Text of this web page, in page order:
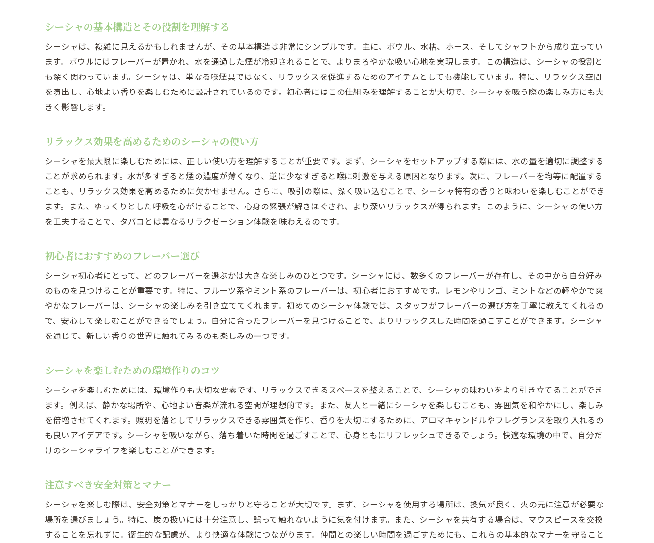
素材別シーシャの特徴とその選び方
フレーバーの選び方で気をつけるべき点
初心者におすすめのシーシャブランド
自宅で楽しむためのシーシャセットの選び方
初めてのシーシャ体験で知っておくべきこと
効果的に楽しむための炭の使い方
シーシャを吸う際の注意点と健康への影響
安全にシーシャを楽しむためのガイドライン
シーシャに関する法律と規制についての理解
音楽とシーシャで作る特別な空間
シーシャを楽しむための季節に合わせたフレーバー
シーシャタイムをより楽しくするアクセサリー
リラックス効果を高めるためのシーシャの使い方
初めての場所でのシーシャの楽しみ方
初心者におすすめのシーシャフレーバー
シーシャ体験をより快適にするためのヒント
失敗しないためのシーシャの準備方法
初心者向けのフレーバーの選び方
シーシャフレーバーのブレンド方法
フレーバー選びで知っておくべき注意点
シーシャの基本構造とその役割を理解する
シーシャは、複雑に見えるかもしれませんが、その基本構造は非常にシンプルです。主に、ボウル、水槽、ホース、そしてシャフトから成り立ってい
ます。ボウルにはフレーバーが置かれ、水を通過した煙が冷却されることで、よりまろやかな吸い心地を実現します。この構造は、シーシャの役割と
も深く関わっています。シーシャは、単なる喫煙具ではなく、リラックスを促進するためのアイテムとしても機能しています。特に、リラックス空間
を演出し、心地よい香りを楽しむために設計されているのです。初心者にはこの仕組みを理解することが大切で、シーシャを吸う際の楽しみ方にも大
きく影響します。
リラックス効果を高めるためのシーシャの使い方
シーシャを最大限に楽しむためには、正しい使い方を理解することが重要です。まず、シーシャをセットアップする際には、水の量を適切に調整する
ことが求められます。水が多すぎると煙の濃度が薄くなり、逆に少なすぎると喉に刺激を与える原因となります。次に、フレーバーを均等に配置する
ことも、リラックス効果を高めるために欠かせません。さらに、吸引の際は、深く吸い込むことで、シーシャ特有の香りと味わいを楽しむことができ
ます。また、ゆっくりとした呼吸を心がけることで、心身の緊張が解きほぐされ、より深いリラックスが得られます。このように、シーシャの使い方
を工夫することで、タバコとは異なるリラクゼーション体験を味わえるのです。
初心者におすすめのフレーバー選び
シーシャ初心者にとって、どのフレーバーを選ぶかは大きな楽しみのひとつです。シーシャには、数多くのフレーバーが存在し、その中から自分好み
のものを見つけることが重要です。特に、フルーツ系やミント系のフレーバーは、初心者におすすめです。レモンやリンゴ、ミントなどの軽やかで爽
やかなフレーバーは、シーシャの楽しみを引き立ててくれます。初めてのシーシャ体験では、スタッフがフレーバーの選び方を丁寧に教えてくれるの
で、安心して楽しむことができるでしょう。自分に合ったフレーバーを見つけることで、よりリラックスした時間を過ごすことができます。シーシャ
を通じて、新しい香りの世界に触れてみるのも楽しみの一つです。
シーシャを楽しむための環境作りのコツ
シーシャを楽しむためには、環境作りも大切な要素です。リラックスできるスペースを整えることで、シーシャの味わいをより引き立てることができ
ます。例えば、静かな場所や、心地よい音楽が流れる空間が理想的です。また、友人と一緒にシーシャを楽しむことも、雰囲気を和やかにし、楽しみ
を倍増させてくれます。照明を落としてリラックスできる雰囲気を作り、香りを大切にするために、アロマキャンドルやフレグランスを取り入れるの
も良いアイデアです。シーシャを吸いながら、落ち着いた時間を過ごすことで、心身ともにリフレッシュできるでしょう。快適な環境の中で、自分だ
けのシーシャライフを楽しむことができます。
注意すべき安全対策とマナー
シーシャを楽しむ際は、安全対策とマナーをしっかりと守ることが大切です。まず、シーシャを使用する場所は、換気が良く、火の元に注意が必要な
場所を選びましょう。特に、炭の扱いには十分注意し、誤って触れないように気を付けます。また、シーシャを共有する場合は、マウスピースを交換
することを忘れずに。衛生的な配慮が、より快適な体験につながります。仲間との楽しい時間を過ごすためにも、これらの基本的なマナーを守ること